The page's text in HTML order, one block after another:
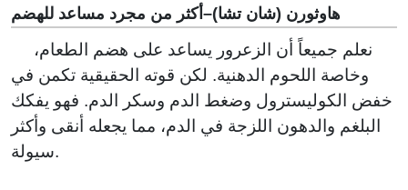
هاوثورن (شان تشا)–أكثر من مجرد مساعد للهضم
وخاصة اللحوم الدهنية. لكن قوته الحقيقية تكمن في
خفض الكوليسترول وضغط الدم وسكر الدم. فهو يفكك
البلغم والدهون اللزجة في الدم، مما يجعله أنقى وأكثر
سيولة.